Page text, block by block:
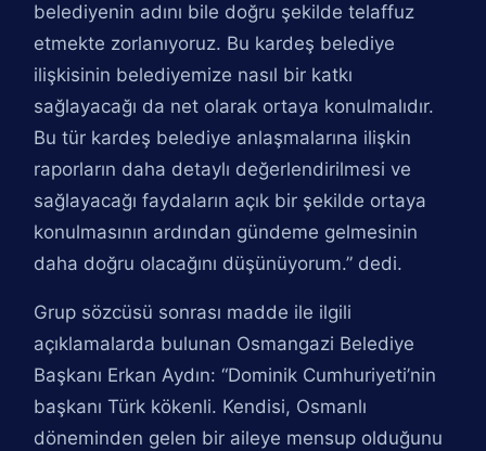
belediyenin adını bile doğru şekilde telaffuz
etmekte zorlanıyoruz. Bu kardeş belediye
ilişkisinin belediyemize nasıl bir katkı
sağlayacağı da net olarak ortaya konulmalıdır.
Bu tür kardeş belediye anlaşmalarına ilişkin
raporların daha detaylı değerlendirilmesi ve
sağlayacağı faydaların açık bir şekilde ortaya
konulmasının ardından gündeme gelmesinin
daha doğru olacağını düşünüyorum.” dedi.
Grup sözcüsü sonrası madde ile ilgili
açıklamalarda bulunan Osmangazi Belediye
Başkanı Erkan Aydın: “Dominik Cumhuriyeti’nin
başkanı Türk kökenli. Kendisi, Osmanlı
döneminden gelen bir aileye mensup olduğunu